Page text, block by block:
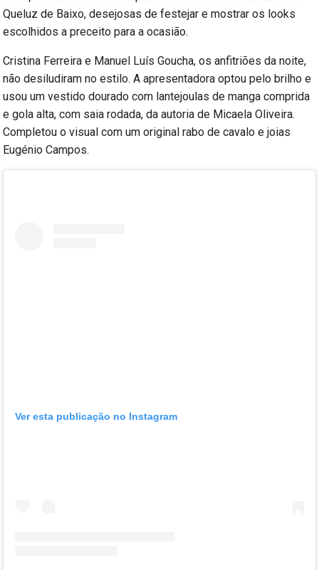
Queluz de Baixo, desejosas de festejar e mostrar os looks
escolhidos a preceito para a ocasião.
Cristina Ferreira e Manuel Luís Goucha, os anfitriões da noite,
não desiludiram no estilo. A apresentadora optou pelo brilho e
usou um vestido dourado com lantejoulas de manga comprida
e gola alta, com saia rodada, da autoria de Micaela Oliveira.
Completou o visual com um original rabo de cavalo e joias
Eugénio Campos.
Ver esta publicação no Instagram